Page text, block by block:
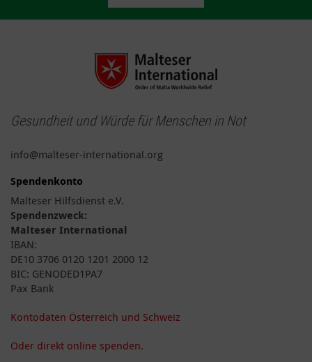
Gesundheit und Würde für Menschen in Not
info@malteser-international.org
Spendenkonto
Malteser Hilfsdienst e.V.
Spendenzweck:
Malteser International
IBAN:
DE10 3706 0120 1201 2000 12
BIC: GENODED1PA7
Pax Bank
Kontodaten Österreich und Schweiz
Oder direkt online spenden.